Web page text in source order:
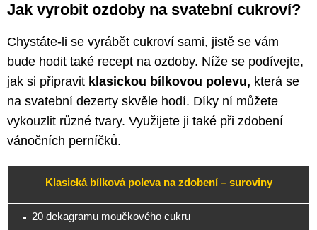
Jak vyrobit ozdoby na svatební cukroví?
Chystáte-li se vyrábět cukroví sami, jistě se vám
bude hodit také recept na ozdoby. Níže se podívejte,
jak si připravit klasickou bílkovou polevu, která se
na svatební dezerty skvěle hodí. Díky ní můžete
vykouzlit různé tvary. Využijete ji také při zdobení
vánočních perníčků.
Klasická bílková poleva na zdobení – suroviny
20 dekagramu moučkového cukru